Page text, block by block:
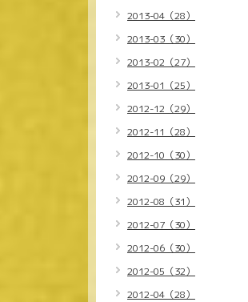
2013-04（28）
2013-03（30）
2013-02（27）
2013-01（25）
2012-12（29）
2012-11（28）
2012-10（30）
2012-09（29）
2012-08（31）
2012-07（30）
2012-06（30）
2012-05（32）
2012-04（28）